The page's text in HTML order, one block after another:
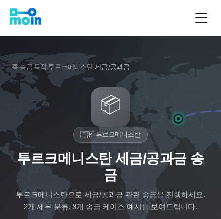
홈›송금 목적›투르크메니스탄›세금/공과금
📦
🇹🇲투르크메니스탄
투르크메니스탄 세금/공과금 송
금
투르크메니스탄으로 세금/공과금관련 송금을 진행하세요.
2개 세부 분류, 9개 송금 케이스 예시를 보여드립니다.